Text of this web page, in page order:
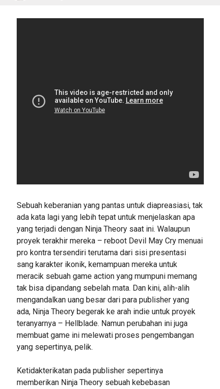
Sebuah keberanian yang pantas untuk diapreasiasi, tak
ada kata lagi yang lebih tepat untuk menjelaskan apa
yang terjadi dengan Ninja Theory saat ini. Walaupun
proyek terakhir mereka – reboot Devil May Cry menuai
pro kontra tersendiri terutama dari sisi presentasi
sang karakter ikonik, kemampuan mereka untuk
meracik sebuah game action yang mumpuni memang
tak bisa dipandang sebelah mata. Dan kini, alih-alih
mengandalkan uang besar dari para publisher yang
ada, Ninja Theory begerak ke arah indie untuk proyek
teranyarnya – Hellblade. Namun perubahan ini juga
membuat game ini melewati proses pengembangan
yang sepertinya, pelik.
Ketidakterikatan pada publisher sepertinya
memberikan Ninja Theory sebuah kebebasan